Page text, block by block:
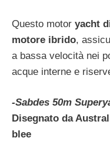
Questo motor yacht
motore ibrido,
a bassa velocità nei
acque interne e
-Sabdes 50m
Disegnato da
blee